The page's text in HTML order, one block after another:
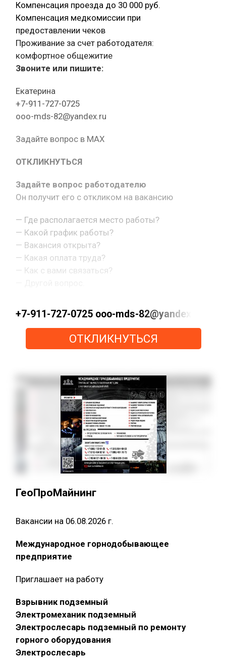
Компенсация проезда до 30 000 руб.
Компенсация медкомиссии при
предоставлении чеков
Проживание за счет работодателя:
комфортное общежитие
Звоните или пишите:
Екатерина
+7-911-727-0725
ooo-mds-82@yandex.ru
Задайте вопрос в MAX
ОТКЛИКНУТЬСЯ
Задайте вопрос работодателю
Он получит его с откликом на вакансию
— Где располагается место работы?
— Какой график работы?
— Вакансия открыта?
— Какая оплата труда?
— Как с вами связаться?
+7-911-727-0725 ooo-mds-82@yandex.ru
ОТКЛИКНУТЬСЯ
ГеоПроМайнинг
Вакансии на 06.08.2026 г.
Международное горнодобывающее
предприятие
Приглашает на работу
Взрывник подземный
Электромеханик подземный
Электрослесарь подземный по ремонту
горного оборудования
Электрослесарь